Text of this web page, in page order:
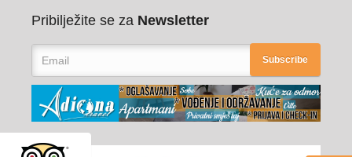
Pribilježite se za Newsletter
Subscribe